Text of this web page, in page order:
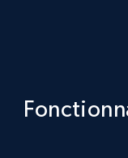
price,